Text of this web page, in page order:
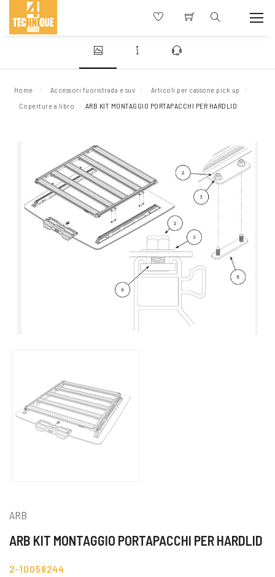
Home Accessori fuoristrada e suv
Articoli per cassone pick up
Coperture a libro
ARB KIT MONTAGGIO PORTAPACCHI PER HARDLID
ARB
ARB KIT MONTAGGIO PORTAPACCHI PER HARDLID
2-10058244